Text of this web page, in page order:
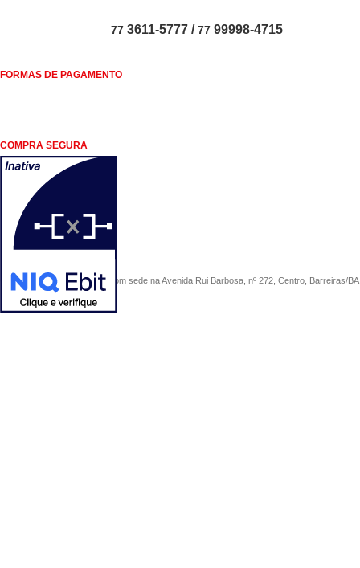
77 3611-5777 /77 99998-4715
FORMAS DE PAGAMENTO
COMPRA SEGURA
COMERCIAL SÃO PAULO, com sede na Avenida Rui Barbosa, nº 272, Centro, Barreiras/